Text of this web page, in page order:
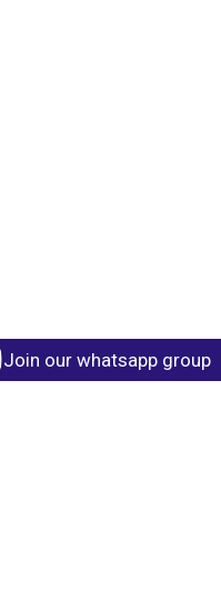
Join our whatsapp group